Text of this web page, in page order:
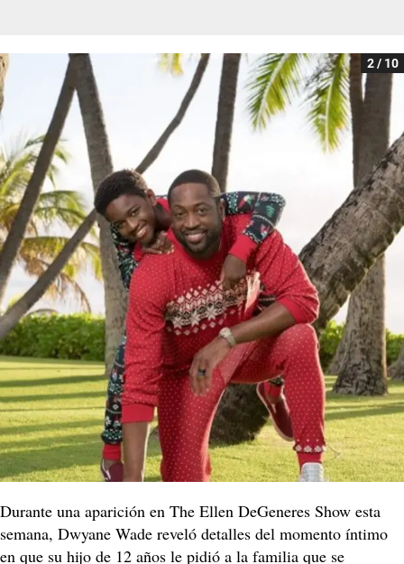
2 / 10
Durante una aparición en The Ellen DeGeneres Show esta
semana, Dwyane Wade reveló detalles del momento íntimo
en que su hijo de 12 años le pidió a la familia que se